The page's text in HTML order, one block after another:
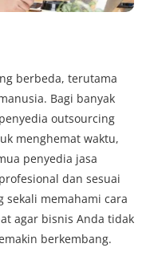
berbeda, terutama
Bagi banyak
outsourcing
menghemat waktu,
penyedia jasa
dan sesuai
sekali memahami cara
agar bisnis Anda tidak
berkembang.